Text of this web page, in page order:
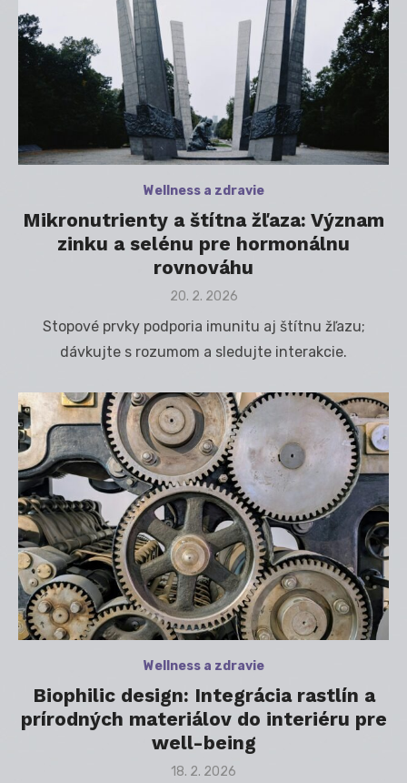
Wellness a zdravie
Mikronutrienty a štítna žľaza: Význam
zinku a selénu pre hormonálnu
rovnováhu
Posted
20. 2. 2026
Stopové prvky podporia imunitu aj štítnu žľazu;
dávkujte s rozumom a sledujte interakcie.
Wellness a zdravie
Biophilic design: Integrácia rastlín a
prírodných materiálov do interiéru pre
well-being
Posted
18. 2. 2026